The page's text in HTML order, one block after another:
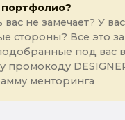
портфолио?
вас не замечает? У
стороны? Все это
под вас
промокоду
менторинга